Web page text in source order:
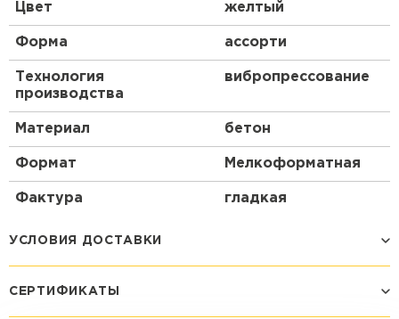
Цвет желтый
Форма ассорти
Технология
производства
вибропрессование
Материал бетон
Формат Мелкоформатная
Фактура гладкая
УСЛОВИЯ ДОСТАВКИ
СЕРТИФИКАТЫ